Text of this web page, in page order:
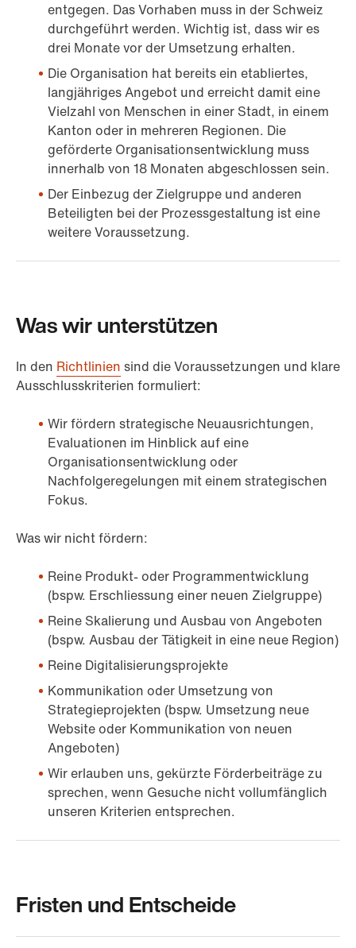
entgegen. Das Vorhaben muss in der Schweiz
durchgeführt werden. Wichtig ist, dass wir es
drei Monate vor der Umsetzung erhalten.
Die Organisation hat bereits ein etabliertes,
langjähriges Angebot und erreicht damit eine
Vielzahl von Menschen in einer Stadt, in einem
Kanton oder in mehreren Regionen. Die
geförderte Organisationsentwicklung muss
innerhalb von 18 Monaten abgeschlossen sein.
Der Einbezug der Zielgruppe und anderen
Beteiligten bei der Prozessgestaltung ist eine
weitere Voraussetzung.
Was wir unterstützen
In den Richtlinien sind die Voraussetzungen und klare
Ausschlusskriterien formuliert:
Wir fördern strategische Neuausrichtungen,
Evaluationen im Hinblick auf eine
Organisationsentwicklung oder
Nachfolgeregelungen mit einem strategischen
Fokus.
Was wir nicht fördern:
Reine Produkt- oder Programmentwicklung
(bspw. Erschliessung einer neuen Zielgruppe)
Reine Skalierung und Ausbau von Angeboten
(bspw. Ausbau der Tätigkeit in eine neue Region)
Reine Digitalisierungsprojekte
Kommunikation oder Umsetzung von
Strategieprojekten (bspw. Umsetzung neue
Website oder Kommunikation von neuen
Angeboten)
Wir erlauben uns, gekürzte Förderbeiträge zu
sprechen, wenn Gesuche nicht vollumfänglich
unseren Kriterien entsprechen.
Fristen und Entscheide